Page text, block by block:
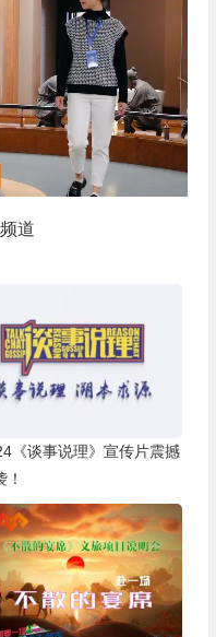
道
《谈事说理》宣传片震撼
！